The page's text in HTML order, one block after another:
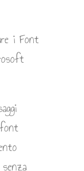
i Font